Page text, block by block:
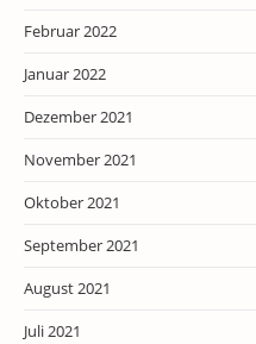
Februar 2022
Januar 2022
Dezember 2021
November 2021
Oktober 2021
September 2021
August 2021
Juli 2021